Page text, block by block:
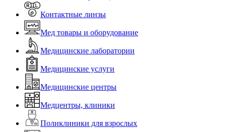
Контактные линзы
Мед товары и оборудование
Медицинские лаборатории
Медицинские услуги
Медицинские центры
Медцентры, клиники
Поликлиники для взрослых